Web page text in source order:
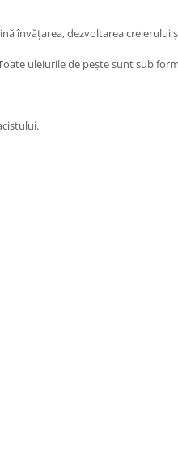
învățarea, dezvoltarea creierului
uleiurile de pește sunt sub